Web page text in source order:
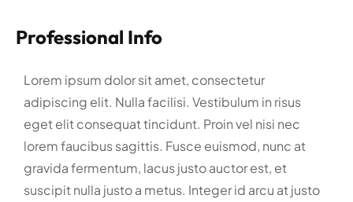
Professional Info
Lorem ipsum dolor sit amet, consectetur
adipiscing elit. Nulla facilisi. Vestibulum in risus
eget elit consequat tincidunt. Proin vel nisi nec
lorem faucibus sagittis. Fusce euismod, nunc at
gravida fermentum, lacus justo auctor est, et
suscipit nulla justo a metus. Integer id arcu at justo